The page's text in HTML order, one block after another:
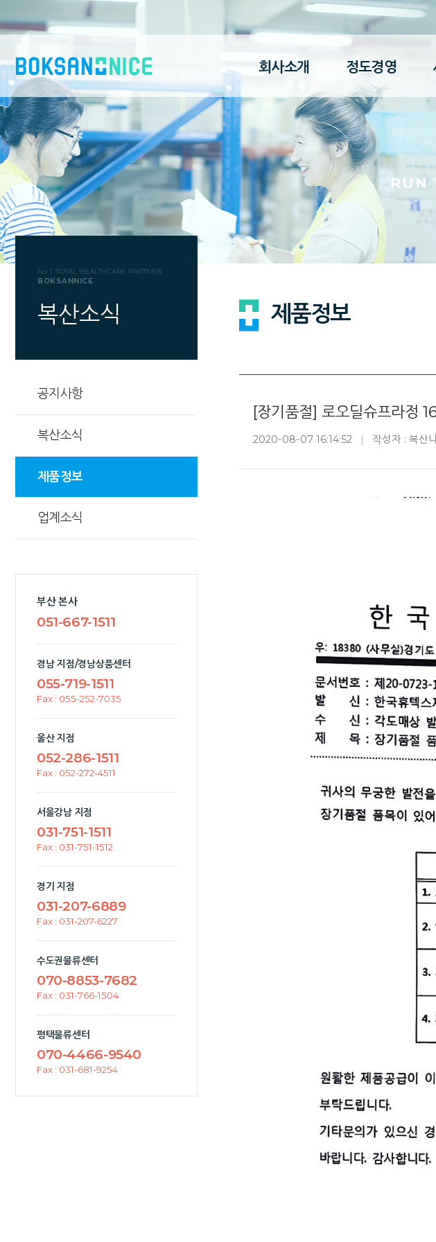
회사소개 정도경영
RUN
No 1. TOTAL HEALTHCARE PARTNER
BOKSANNICE
복산소식
공지사항
복산소식
제품정보
업계소식
부산 본사
051-667-1511
경남 지점/경남상품센터
055-719-1511
Fax : 055-252-7035
울산 지점
052-286-1511
Fax : 052-272-4511
서울강남 지점
031-751-1511
Fax : 031-751-1512
경기 지점
031-207-6889
Fax : 031-207-6227
수도권물류센터
070-8853-7682
Fax : 031-766-1504
평택물류센터
070-4466-9540
Fax : 031-681-9254
제품정보
[장기품절] 로오딜슈프라정
2020-08-07 16:14:52 작성자 : 복산